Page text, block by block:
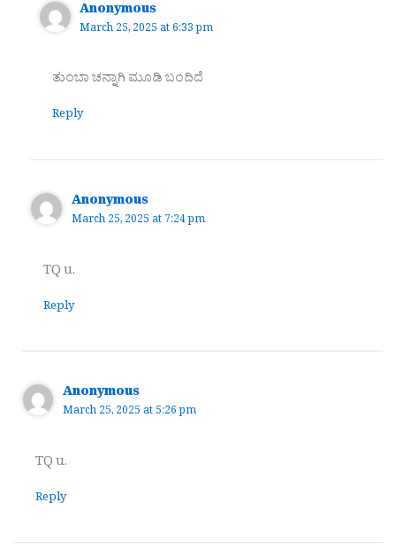
Anonymous
March 25, 2025 at 6:33 pm
ತುಂಬಾ ಚನ್ನಾಗಿ ಮೂಡಿ ಬಂದಿದೆ
Reply
Anonymous
March 25, 2025 at 7:24 pm
TQ u.
Reply
Anonymous
March 25, 2025 at 5:26 pm
TQ u.
Reply